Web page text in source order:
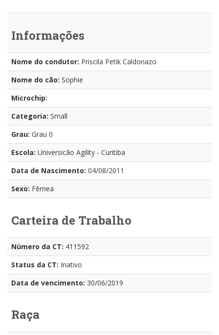
Informações
Nome do condutor: Priscila Petik Caldonazo
Nome do cão: Sophie
Microchip:
Categoria: Small
Grau: Grau 0
Escola: Universicão Agility - Curitiba
Data de Nascimento: 04/08/2011
Sexo: Fêmea
Carteira de Trabalho
Número da CT: 411592
Status da CT: Inativo
Data de vencimento: 30/06/2019
Raça